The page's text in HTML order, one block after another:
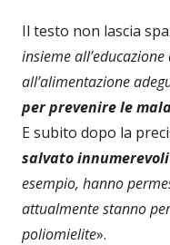
Il testo non lascia
insieme
all’alimentazione
per prevenire le
E subito dopo la
salvato
esempio, hanno
attualmente stanno
poliomielite».